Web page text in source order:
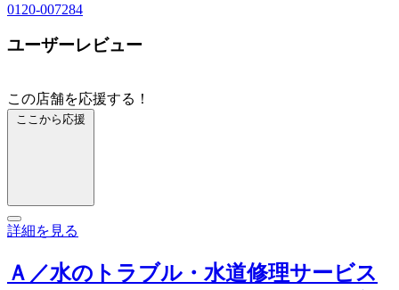
0120-007284
ユーザーレビュー
この店舗を応援する！
ここから応援
詳細を見る
Ａ／水のトラブル・水道修理サービス